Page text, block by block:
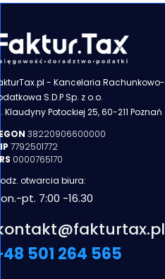
- Kancelaria Rachunkowo-
S.D.P Sp. z o.o.
KlaudynyPotockiej 25, 60-211 Poznań
501 264 565
38220906600000
7792501772
0000765170
otwarcia biura:
pt. 7:00 -16.30